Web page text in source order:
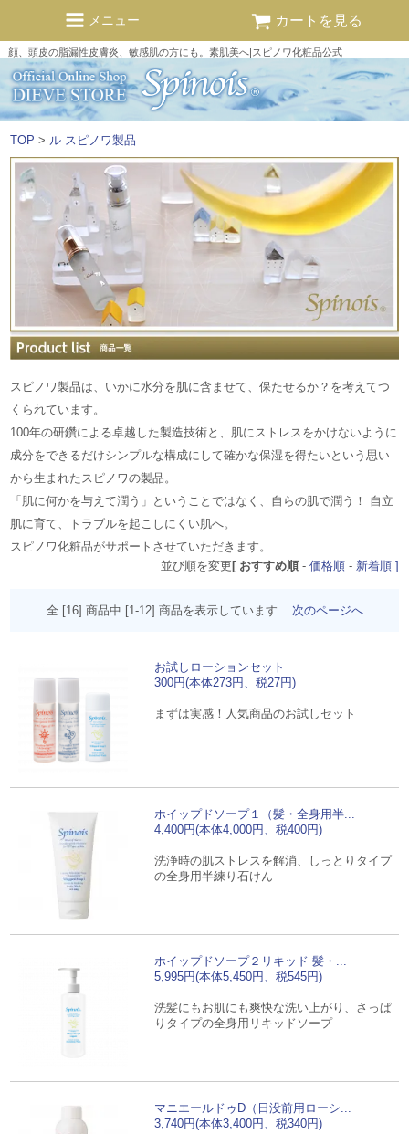
メニュー カートを見る
顔、頭皮の脂漏性皮膚炎、敏感肌の方にも。素肌美へ|スピノワ化粧品公式
TOP > ル スピノワ製品
スピノワ製品は、いかに水分を肌に含ませて、保たせるか？を考えてつ
くられています。
100年の研鑽による卓越した製造技術と、肌にストレスをかけないように
成分をできるだけシンプルな構成にして確かな保湿を得たいという思い
から生まれたスピノワの製品。
「肌に何かを与えて潤う」ということではなく、自らの肌で潤う！ 自立
肌に育て、トラブルを起こしにくい肌へ。
スピノワ化粧品がサポートさせていただきます。
並び順を変更 [ おすすめ順- 価格順- 新着順 ]
全 [16] 商品中 [1-12] 商品を表示しています 次のページへ
お試しローションセット
300円(本体273円、税27円)
まずは実感！人気商品のお試しセット
ホイップドソープ１（髪・全身用半...
4,400円(本体4,000円、税400円)
洗浄時の肌ストレスを解消、しっとりタイプ
の全身用半練り石けん
ホイップドソープ２リキッド 髪・...
5,995円(本体5,450円、税545円)
洗髪にもお肌にも爽快な洗い上がり、さっぱ
りタイプの全身用リキッドソープ
マニエールドゥD（日没前用ローシ...
3,740円(本体3,400円、税340円)